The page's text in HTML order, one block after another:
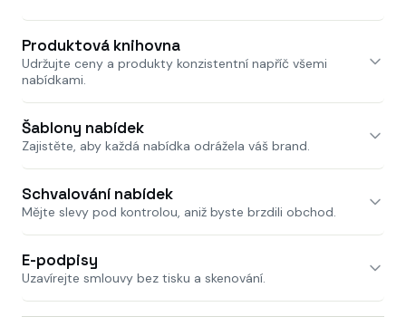
Produktová knihovna
Udržujte ceny a produkty konzistentní napříč všemi
nabídkami.
Šablony nabídek
Zajistěte, aby každá nabídka odrážela váš brand.
Schvalování nabídek
Mějte slevy pod kontrolou, aniž byste brzdili obchod.
E-podpisy
Uzavírejte smlouvy bez tisku a skenování.